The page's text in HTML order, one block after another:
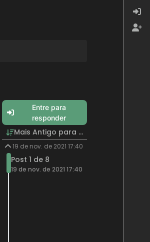
Entre para
responder
Mais Antigo para Mais Recente
19 de nov. de 2021 17:40
Post 1 de 8
19 de nov. de 2021 17:40